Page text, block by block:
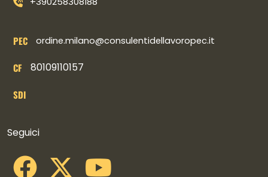
PEC ordine.milano@consulentidellavoropec.it
CF 80109110157
SDI
Seguici